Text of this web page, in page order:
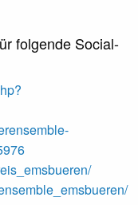
folgende Social-